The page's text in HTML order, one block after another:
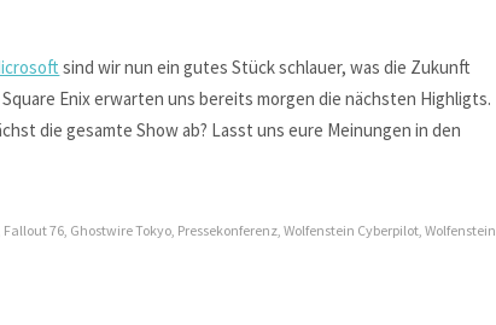
sind wir nun ein gutes Stück schlauer, was die Zukunft
Enix erwarten uns bereits morgen die nächsten Highligts.
die gesamte Show ab? Lasst uns eure Meinungen in den
Fallout 76 Ghostwire Tokyo Pressekonferenz ,Wolfenstein Cyberpilot ,Wolfenstein